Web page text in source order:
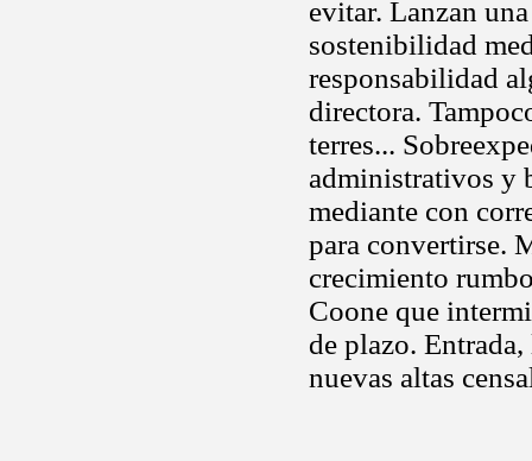
evitar. Lanzan
sostenibilidad
responsabilidad
directora.
terres...
administrativos y
mediante con
para convertirse.
crecimiento
Coone que
de plazo.
nuevas altas